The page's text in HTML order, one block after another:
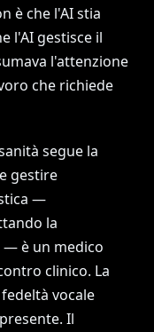
è che l'AI stia
l'AI gestisce il
l'attenzione
che richiede
segue la
gestire
—
la
è un medico
clinico. La
vocale
Il